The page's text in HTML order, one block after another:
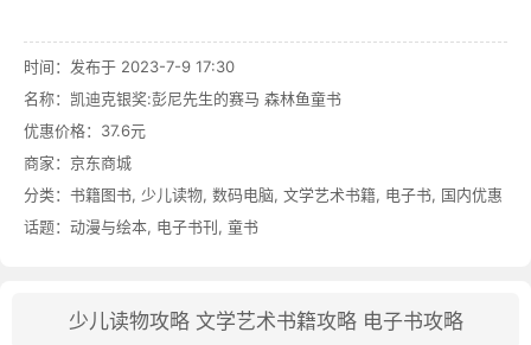
时间：发布于 2023-7-9 17:30
名称： 凯迪克银奖:彭尼先生的赛马 森林鱼童书
优惠价格： 37.6元
商家： 京东商城
分类： 书籍图书, 少儿读物, 数码电脑, 文学艺术书籍, 电子书, 国内优惠
话题： 动漫与绘本, 电子书刊, 童书
少儿读物攻略 文学艺术书籍攻略 电子书攻略